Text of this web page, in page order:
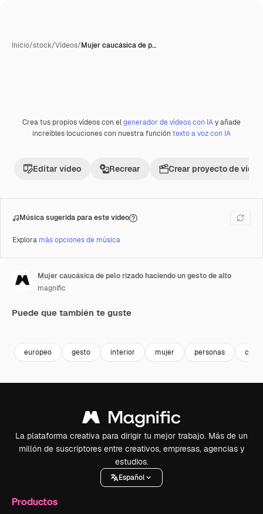
Inicio/stock/Vídeos/Mujer caucásica de p…
Crea tus propios vídeos con elgenerador de vídeos con IAy añade
increíbles locuciones con nuestra función texto a voz con IA
Editar vídeo Recrear Crear proyecto de vídeo
Música sugerida para este vídeo
Explora más opciones de música
Mujer caucásica de pelo rizado haciendo un gesto de alto
magnific
Puede que también te guste
europeo gesto interior mujer personas
La plataforma creativa para dirigir tu mejor trabajo. Más de un
millón de suscriptores entre creativos, empresas, agencias y
estudios.
Español
Productos